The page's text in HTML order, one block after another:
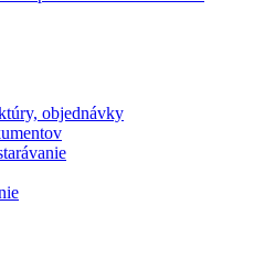
objednávky